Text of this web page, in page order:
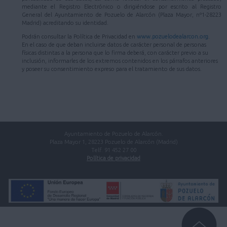
mediante el Registro Electrónico o dirigiéndose por escrito al Registro
General del Ayuntamiento de Pozuelo de Alarcón (Plaza Mayor, nº1-28223
Madrid) acreditando su identidad.
Podrán consultar la Política de Privacidad en www.pozuelodealarcon.org
En el caso de que deban incluirse datos de carácter personal de personas
físicas distintas a la persona que lo firma deberá, con carácter previo a su
inclusión, informarles de los extremos contenidos en los párrafos anteriores
y poseer su consentimiento expreso para el tratamiento de sus datos.
Ayuntamiento de Pozuelo de Alarcón.
Plaza Mayor 1, 28223 Pozuelo de Alarcón (Madrid)
Telf. 91 452 27 00
Política de privacidad